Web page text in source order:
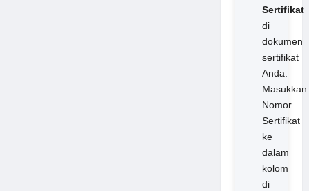
Sertifikat
di
dokumen
sertifikat
Anda.
Masukkan
Nomor
Sertifikat
ke
dalam
kolom
di